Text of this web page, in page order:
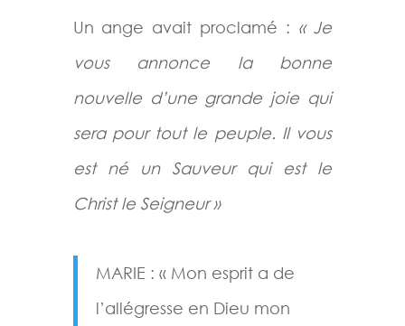
Un ange avait proclamé : « Je
vous annonce la bonne
nouvelle d’une grande joie qui
sera pour tout le peuple. Il vous
est né un Sauveur qui est le
Christ le Seigneur »
MARIE : « Mon esprit a de
l’allégresse en Dieu mon